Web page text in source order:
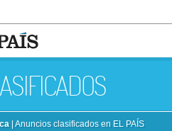
| Anuncios clasificados en EL PAÍS